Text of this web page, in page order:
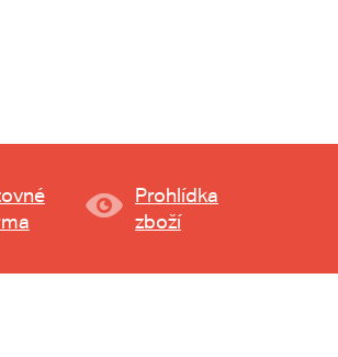
Prohlídka
zboží